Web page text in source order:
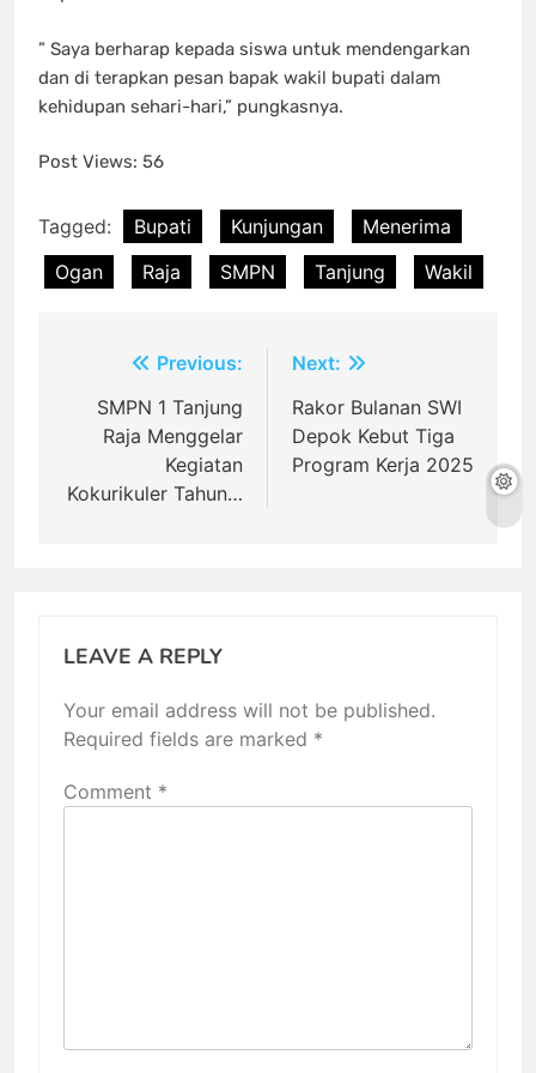
” Saya berharap kepada siswa untuk mendengarkan
dan di terapkan pesan bapak wakil bupati dalam
kehidupan sehari-hari,” pungkasnya.
Post Views: 56
Tagged: Bupati Kunjungan
Menerima
Ogan
Raja SMPN Tanjung Wakil
navigation
Previous:
SMPN 1 Tanjung
Raja Menggelar
Kegiatan
Kokurikuler Tahun…
Next:
Rakor Bulanan SWI
Depok Kebut Tiga
Program Kerja 2025
LEAVE A REPLY
Your email address will not be published.
Required fields are marked *
Comment *